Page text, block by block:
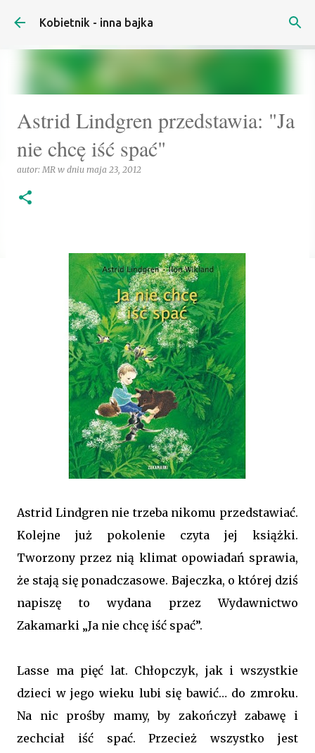
Przejdź do głównej zawartości
Kobietnik - inna bajka
Astrid Lindgren przedstawia: "Ja
nie chcę iść spać"
autor: MR w dniu maja 23, 2012
Astrid Lindgren nie trzeba nikomu przedstawiać.
Kolejne już pokolenie czyta jej książki.
Tworzony przez nią klimat opowiadań sprawia,
że stają się ponadczasowe. Bajeczka, o której dziś
napiszę to wydana przez Wydawnictwo
Zakamarki „Ja nie chcę iść spać”.
Lasse ma pięć lat. Chłopczyk, jak i wszystkie
dzieci w jego wieku lubi się bawić… do zmroku.
Na nic prośby mamy, by zakończył zabawę i
zechciał iść spać. Przecież wszystko jest